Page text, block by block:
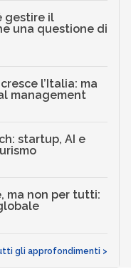
gestire il
una questione di
l’Italia: ma
management
startup, AI e
ma non per tutti:
gli approfondimenti >